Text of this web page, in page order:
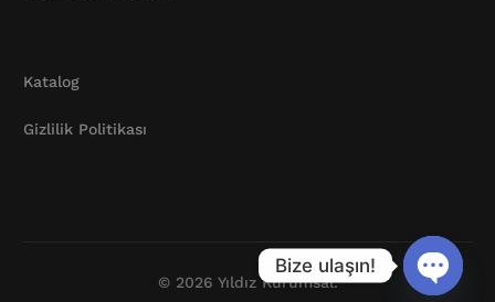
Katalog
Gizlilik Politikası
© 2026 Yıldız Kurumsal.
Katalog
Bize ulaşın!